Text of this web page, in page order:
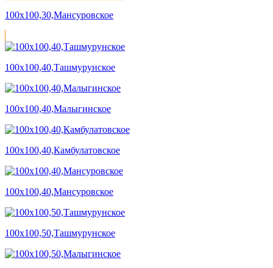
100х100,30,Мансуровское
100х100,40,Ташмурунское
100х100,40,Малыгинское
100х100,40,Камбулатовское
100х100,40,Мансуровское
100х100,50,Ташмурунское